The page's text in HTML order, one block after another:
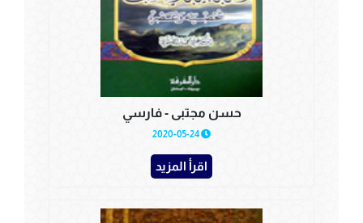
حسن مجتبى - فارسي
2020-05-24
اقرأ المزيد